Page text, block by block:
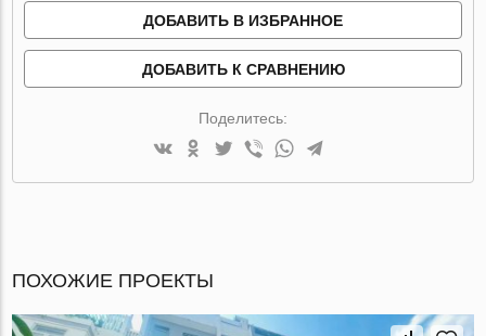
ДОБАВИТЬ В ИЗБРАННОЕ
ДОБАВИТЬ К СРАВНЕНИЮ
Поделитесь:
ПОХОЖИЕ ПРОЕКТЫ